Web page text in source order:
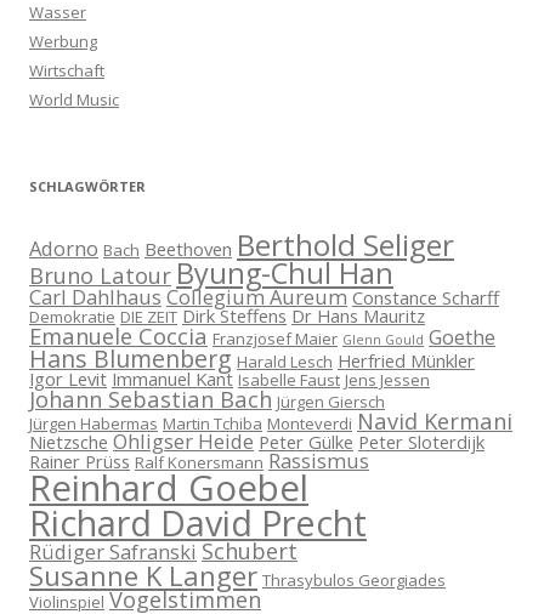
Wasser
Werbung
Wirtschaft
World Music
SCHLAGWÖRTER
Adorno Bach Beethoven Berthold Seliger
Bruno Latour Byung-Chul Han
Carl Dahlhaus Collegium Aureum Constance Scharff
Demokratie DIE ZEIT Dirk Steffens Dr Hans Mauritz
Emanuele Coccia Franzjosef Maier Glenn Gould Goethe
Hans Blumenberg Harald Lesch Herfried Münkler
Igor Levit Immanuel Kant Isabelle Faust Jens Jessen
Johann Sebastian Bach Jürgen Giersch
Jürgen Habermas Martin Tchiba Monteverdi Navid Kermani
Nietzsche Ohligser Heide Peter Gülke Peter Sloterdijk
Rainer Prüss Ralf Konersmann Rassismus
Reinhard Goebel
Richard David Precht
Rüdiger Safranski Schubert
Susanne K Langer Thrasybulos Georgiades
Violinspiel Vogelstimmen